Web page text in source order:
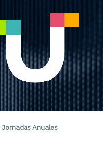
Jornadas Anuales